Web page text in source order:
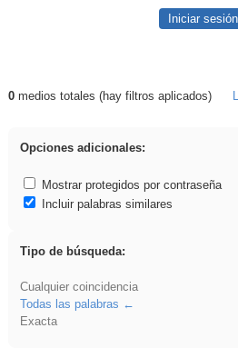
Iniciar sesión
Resultados de: fruto
0medios totales (hay filtros aplicados)
Opciones adicionales:
Mostrar protegidos por contraseña
Incluir palabras similares
Tipo de búsqueda:
Cualquier coincidencia
Todas las palabras
Exacta